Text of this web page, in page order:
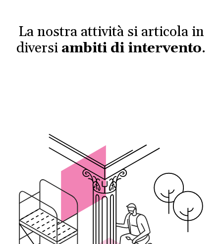
La nostra attività si articola in
diversi ambiti di intervento.